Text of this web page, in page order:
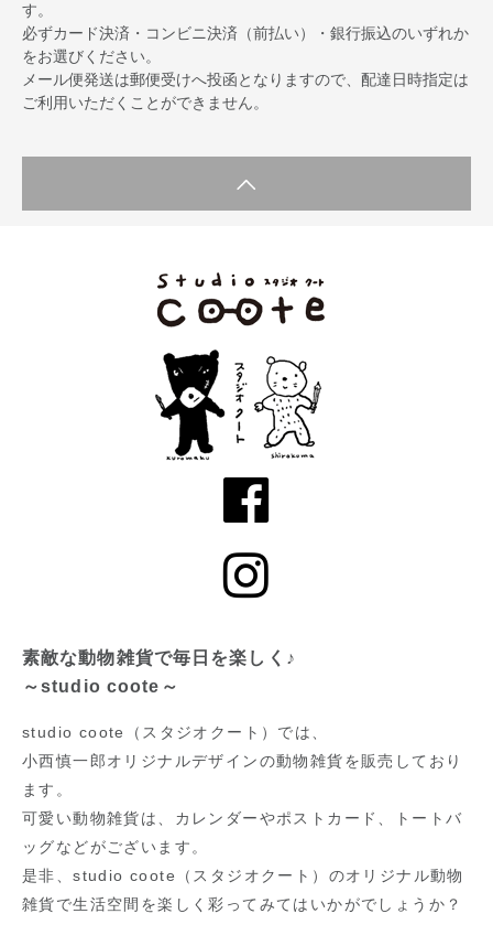
す。
必ずカード決済・コンビニ決済（前払い）・銀行振込のいずれか
をお選びください。
メール便発送は郵便受けへ投函となりますので、配達日時指定は
ご利用いただくことができません。
素敵な動物雑貨で毎日を楽しく♪
～studio coote～
studio coote（スタジオクート）では、
小西慎一郎オリジナルデザインの動物雑貨を販売しており
ます。
可愛い動物雑貨は、カレンダーやポストカード、トートバ
ッグなどがございます。
是非、studio coote（スタジオクート）のオリジナル動物
雑貨で生活空間を楽しく彩ってみてはいかがでしょうか？